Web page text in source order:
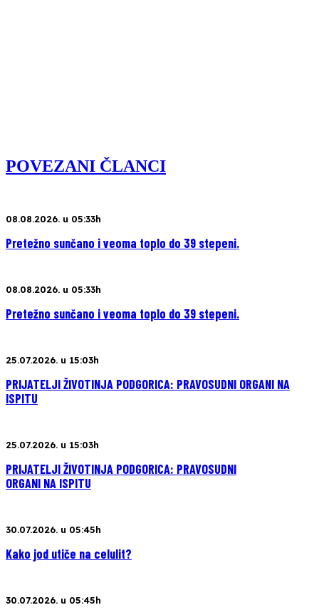
POVEZANI ČLANCI
08.08.2026. u 05:33h
Pretežno sunčano i veoma toplo do 39 stepeni.
08.08.2026. u 05:33h
Pretežno sunčano i veoma toplo do 39 stepeni.
25.07.2026. u 15:03h
PRIJATELJI ŽIVOTINJA PODGORICA: PRAVOSUDNI ORGANI NA
ISPITU
25.07.2026. u 15:03h
PRIJATELJI ŽIVOTINJA PODGORICA: PRAVOSUDNI
ORGANI NA ISPITU
30.07.2026. u 05:45h
Kako jod utiče na celulit?
30.07.2026. u 05:45h